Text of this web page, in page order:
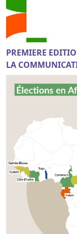
PREMIERE
LA